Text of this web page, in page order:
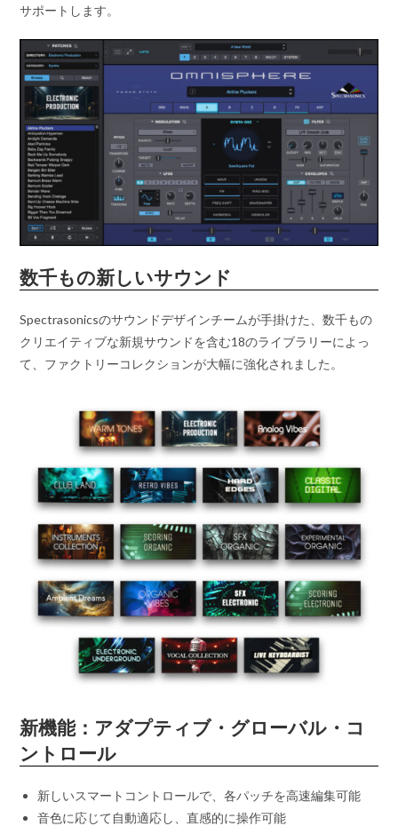
サポートします。
数千もの新しいサウンド
Spectrasonicsのサウンドデザインチームが手掛けた、数千もの
クリエイティブな新規サウンドを含む18のライブラリーによっ
て、ファクトリーコレクションが大幅に強化されました。
新機能：アダプティブ・グローバル・コ
ントロール
新しいスマートコントロールで、各パッチを高速編集可能
音色に応じて自動適応し、直感的に操作可能